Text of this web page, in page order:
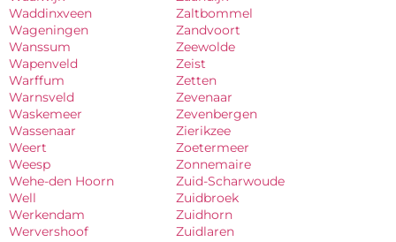
Waddinxveen
Wageningen
Wanssum
Wapenveld
Warffum
Warnsveld
Waskemeer
Wassenaar
Weert
Weesp
Wehe-den Hoorn
Well
Werkendam
Wervershoof
Zaltbommel
Zandvoort
Zeewolde
Zeist
Zetten
Zevenaar
Zevenbergen
Zierikzee
Zoetermeer
Zonnemaire
Zuid-Scharwoude
Zuidbroek
Zuidhorn
Zuidlaren